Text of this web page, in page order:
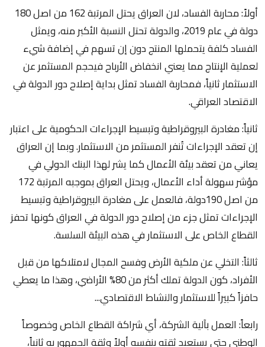
أولاً: محاربة الفساد، لان العراق يحتل المرتبة 162 من اصل 180
دولة في عام 2019، والدولة تحتل النسبة الأكبر منه، ويمثل
الفساد كلفة يتحملها المنتج دون إن تسهم في إضافة شيء
لعملية الإنتاج مما يعني انخفاض الأرباح فيحجم المستثمر عن
الاستثمار ثانياً، فمحاربة الفساد تمثل بداية إصلاح دور الدولة في
الاقتصاد العراقي.
ثانياً: مغادرة البيروقراطية وتبسيط الإجراءات الحكومية على اعتبار
إن تعقد الإجراءات تُنفر المستثمر من الاستثمار. وبما إن العراق
يعاني من تعقد بيئة الأعمال كما يشر لهذا البنك الدولي في
مؤشر سهولة أداء الأعمال، ويحتل العراق بموجبه المرتبة 172
من اصل 190دولة، فالعمل على مغادرة البيروقراطية وتبسيط
الإجراءات تمثل جزء من إصلاح دور الدولة في العراق كونها تحفز
القطاع الخاص على الاستثمار في هذه البيئة السلسة.
ثالثاً: التخلي عن ملكية الأرض وفسح المجال لامتلاكها من قبل
الأفراد، كون الدولة تملك أكثر من 80% الأراضي، وهذا ما يعطي
حافزاً كبيراً للاستثمار والنشاط الاقتصادي...
رابعاً: العمل بآلية الشركة، أي شراكة القطاع الخاص وخصوصاً
الوطني حتى يستعيد ثقته بنفسه أولاً وثقة الجمهور به ثانياً،